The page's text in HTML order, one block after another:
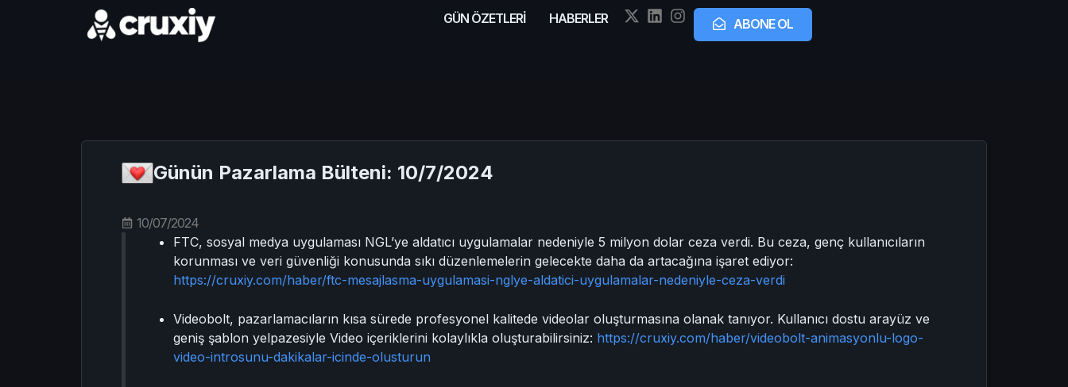
GÜN ÖZETLERİ HABERLER ABONE OL
Günün Pazarlama Bülteni: 10/7/2024
10/07/2024
FTC, sosyal medya uygulaması NGL’ye aldatıcı uygulamalar nedeniyle 5 milyon dolar ceza verdi. Bu ceza, genç kullanıcıların
korunması ve veri güvenliği konusunda sıkı düzenlemelerin gelecekte daha da artacağına işaret ediyor:
https://cruxiy.com/haber/ftc-mesajlasma-uygulamasi-nglye-aldatici-uygulamalar-nedeniyle-ceza-verdi
Videobolt, pazarlamacıların kısa sürede profesyonel kalitede videolar oluşturmasına olanak tanıyor. Kullanıcı dostu arayüz ve
geniş şablon yelpazesiyle Video içeriklerini kolaylıkla oluşturabilirsiniz: https://cruxiy.com/haber/videobolt-animasyonlu-logo-
video-introsunu-dakikalar-icinde-olusturun